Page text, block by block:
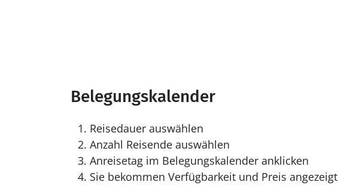
Belegungskalender
Reisedauer auswählen
Anzahl Reisende auswählen
Anreisetag im Belegungskalender anklicken
Sie bekommen Verfügbarkeit und Preis angezeigt